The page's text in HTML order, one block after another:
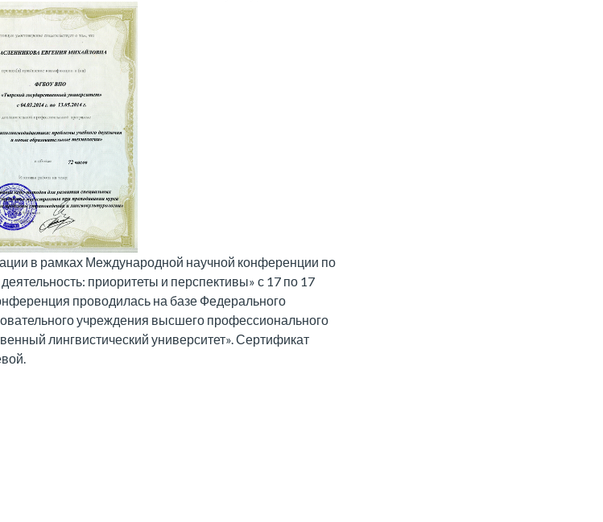
в рамках Международной научной конференции по
приоритеты и перспективы» с 17 по 17
проводилась на базе Федерального
учреждения высшего профессионального
лингвистический университет». Сертификат